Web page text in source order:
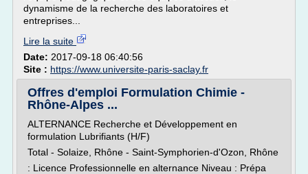
dynamisme de la recherche des laboratoires et
entreprises...
Lire la suite
Date: 2017-09-18 06:40:56
Site : https://www.universite-paris-saclay.fr
Offres d'emploi Formulation Chimie -
Rhône-Alpes ...
ALTERNANCE Recherche et Développement en
formulation Lubrifiants (H/F)
Total - Solaize, Rhône - Saint-Symphorien-d'Ozon, Rhône
: Licence Professionnelle en alternance Niveau : Prépa